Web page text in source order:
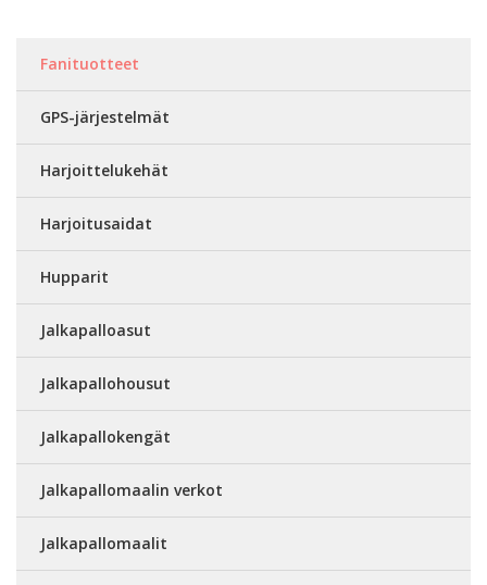
Fanituotteet
GPS-järjestelmät
Harjoittelukehät
Harjoitusaidat
Hupparit
Jalkapalloasut
Jalkapallohousut
Jalkapallokengät
Jalkapallomaalin verkot
Jalkapallomaalit